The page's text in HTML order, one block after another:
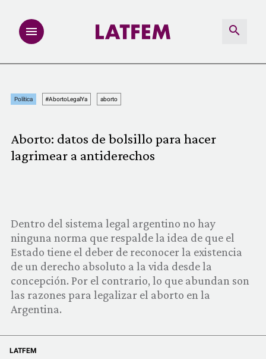
MULTIMEDIA
PRODUCTOS
COMUNIDAD
QUIÉNES SOMOS
Política #AbortoLegalYa aborto
Aborto: datos de bolsillo para hacer
lagrimear a antiderechos
Dentro del sistema legal argentino no hay
ninguna norma que respalde la idea de que el
Estado tiene el deber de reconocer la existencia
de un derecho absoluto a la vida desde la
concepción. Por el contrario, lo que abundan son
las razones para legalizar el aborto en la
Argentina.
LATFEM